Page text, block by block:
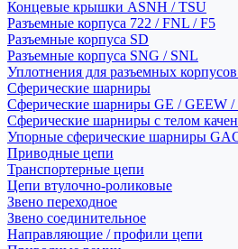
Концевые крышки ASNH / TSU
Разъемные корпуса 722 / FNL / F5
Разъемные корпуса SD
Разъемные корпуса SNG / SNL
Уплотнения для разъемных
Сферические шарниры
Сферические шарниры GE / GEEW
Сферические шарниры с телом
Упорные сферические шарниры
Приводные цепи
Транспортерные цепи
Цепи втулочно-роликовые
Звено переходное
Звено соединительное
Направляющие / профили цепи